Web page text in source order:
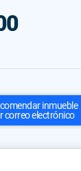
inmueble
correo electrónico